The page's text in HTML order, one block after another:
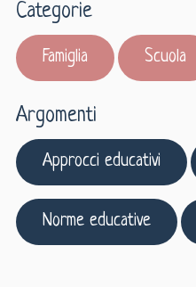
Categorie
Famiglia Scuola
Argomenti
Approcci educativi
Norme educative